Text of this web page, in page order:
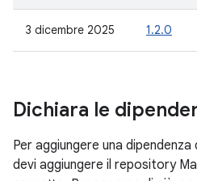
3 dicembre 2025 1.2.0
Dichiara le
Per aggiungere una
devi aggiungere il repository